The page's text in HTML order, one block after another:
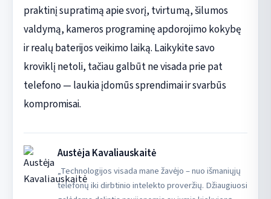
praktinį supratimą apie svorį, tvirtumą, šilumos
valdymą, kameros programinę apdorojimo kokybę
ir realų baterijos veikimo laiką. Laikykite savo
kroviklį netoli, tačiau galbūt ne visada prie pat
telefono — laukia įdomūs sprendimai ir svarbūs
kompromisai.
Austėja Kavaliauskaitė
„Technologijos visada mane žavėjo – nuo išmaniųjų
telefonų iki dirbtinio intelekto proveržių. Džiaugiuosi